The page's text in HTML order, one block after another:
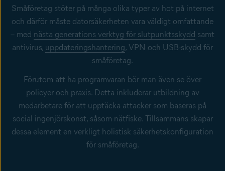
Småföretag stöter på många olika typer av hot på internet
och därför måste datorsäkerheten vara väldigt omfattande
– med nästa generations verktyg för slutpunktsskydd samt
antivirus, uppdateringshantering, VPN och USB-skydd för
småföretag.
Förutom att ha programvaran bör man även se över
policyer och praxis. Detta inkluderar utbildning av
medarbetare för att upptäcka attacker som baseras på
social ingenjörskonst, såsom nätfiske. Tillsammans skapar
dessa element en verkligt holistisk säkerhetskonfiguration
för småföretag.